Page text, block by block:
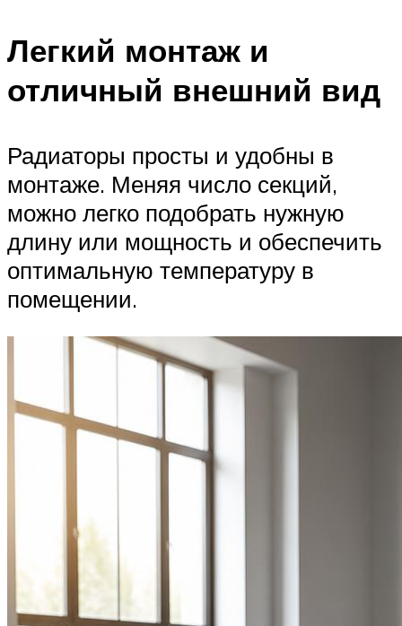
Легкий монтаж и
отличный внешний вид
Радиаторы просты и удобны в
монтаже. Меняя число секций,
можно легко подобрать нужную
длину или мощность и обеспечить
оптимальную температуру в
помещении.